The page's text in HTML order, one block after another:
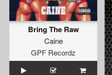
Bring The Raw
Caine
GPF Recordz